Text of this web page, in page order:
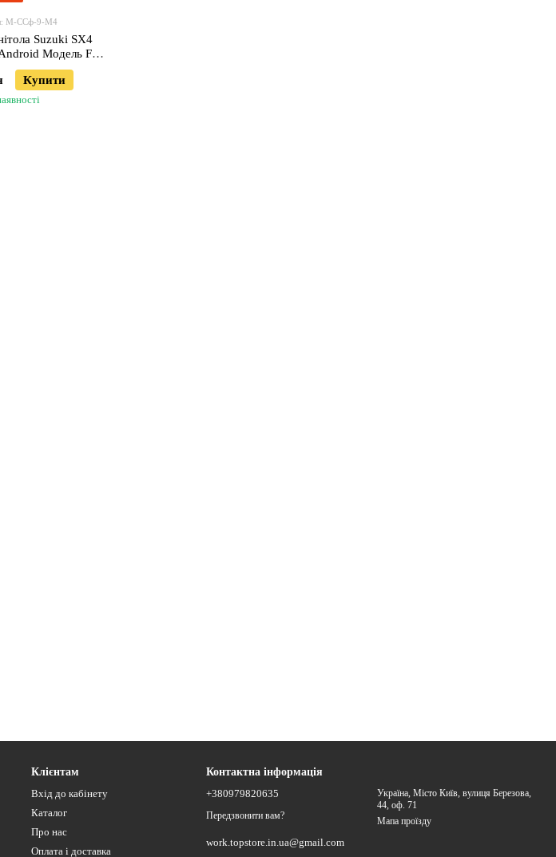
М-ССф-9-М4
Suzuki SX4
Модель FS-
CarPlay
Купити
Клієнтам
Вхід до кабінету
Каталог
Про нас
Оплата і доставка
Контактна інформація
+380979820635
Передзвонити вам?
work.topstore.in.ua@gmail.com
Україна, Місто Київ, вулиця Березова,
44, оф. 71
Мапа проїзду